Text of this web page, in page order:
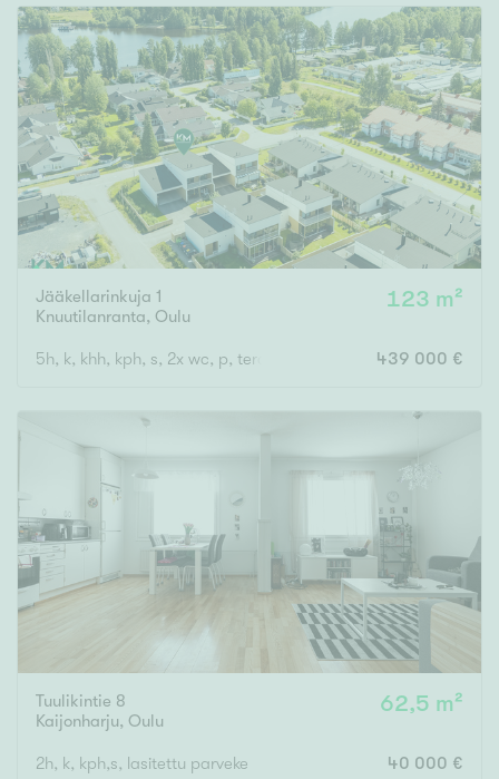
Jääkellarinkuja 1
Knuutilanranta, Oulu
123 m²
5h, k, khh, kph, s, 2x wc, p, terassi 439 000 €
Tuulikintie 8
Kaijonharju, Oulu
62,5 m²
2h, k, kph,s, lasitettu parveke 40 000 €